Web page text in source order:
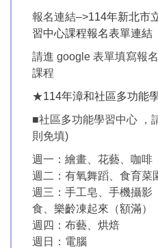
報名連結–>114年新北市
習中心課程報名表單連結
請進 google 表單填寫報
課程
★114年漳和社區多功能
■社區多功能學習中心 ，
則免填)
週一：繪畫、花藝、咖啡
週二：有氧舞蹈、食育菜
週三：手工皂、手機攝影
食、樂齡凍起來（額滿）
週四：布藝、烘焙
週日：電腦